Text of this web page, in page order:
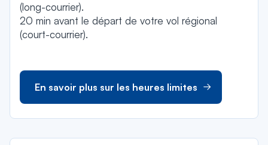
(long-courrier).
20 min avant le départ de votre vol régional
(court-courrier).
En savoir plus sur les heures limites